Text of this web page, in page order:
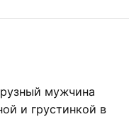
мужчина
и грустинкой в